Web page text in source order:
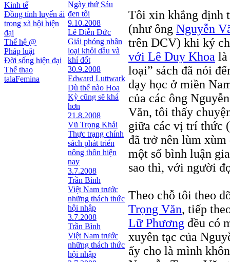
Kinh tế
Đồng tính luyến ái
trong xã hội hiện
đại
Thế hệ @
Pháp luật
Đời sống hiện đại
Thể thao
talaFemina
Ngày thứ Sáu
đen tối
9.10.2008
Lê Diễn Đức
Giải phóng nhân
loại khỏi dầu và
khí đốt
30.9.2008
Edward Luttwark
Dù thế nào Hoa
Kỳ cũng sẽ khá
hơn
21.8.2008
Vũ Trọng Khải
Thực trạng chính
sách phát triển
nông thôn hiện
nay
3.7.2008
Trần Bình
Việt Nam trước
những thách thức
hội nhập
3.7.2008
Trần Bình
Việt Nam trước
những thách thức
hội nhập
Tôi xin khẳng định
(như ông Nguyễn
trên DCV) khi ký
với Lê Duy Khoa là
loại” sách đã nói
dạy học ở miền
của các ông
Văn, tôi thấy
giữa các vị trí thức
đã trở nên lùm
một số bình luận
sao thì, với người
Theo chỗ tôi theo
Trọng Văn, tiếp
Lữ Phương đều có
xuyên tạc của
ấy cho là mình